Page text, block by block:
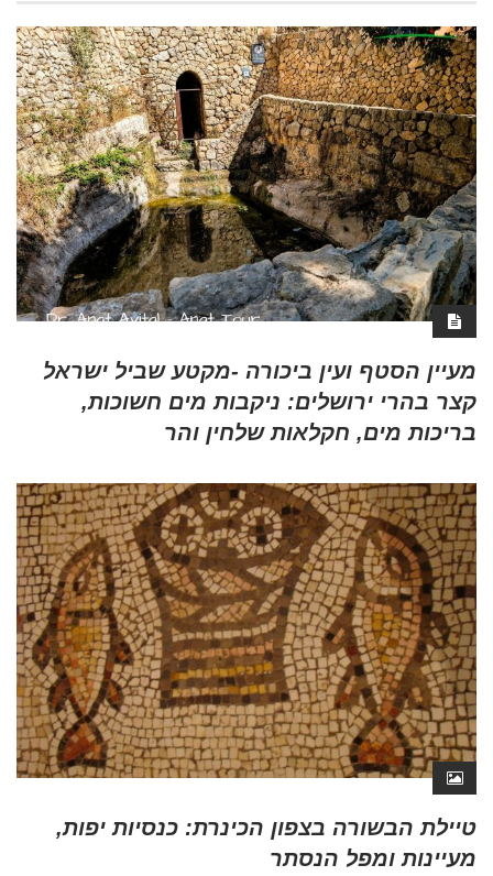
מעיין הסטף ועין ביכורה -מקטע שביל ישראל
קצר בהרי ירושלים: ניקבות מים חשוכות,
בריכות מים, חקלאות שלחין והר
טיילת הבשורה בצפון הכינרת: כנסיות יפות,
מעיינות ומפל הנסתר